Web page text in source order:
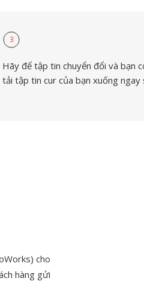
3
Hãy để tập tin chuyển đổi và bạn
tải tập tin cur của bạn xuống ngay
cho
hàng gửi